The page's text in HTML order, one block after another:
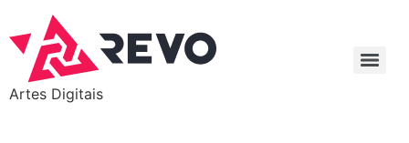
Artes Digitais